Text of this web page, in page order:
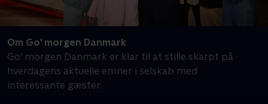
Om Go' morgen Danmark
Go' morgen Danmark er klar til at stille skarpt på
hverdagens aktuelle emner i selskab med
interessante gæster.